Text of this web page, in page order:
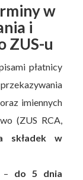
w
i
ZUS-u
płatnicy
imiennych
(ZUS RCA,
składek w
– do 5 dnia